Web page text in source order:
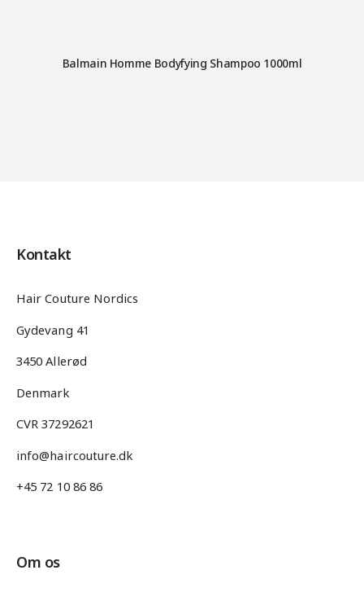
Balmain Homme Bodyfying Shampoo 1000ml
Kontakt
Hair Couture Nordics
Gydevang 41
3450 Allerød
Denmark
CVR 37292621
info@haircouture.dk
+45 72 10 86 86
Om os